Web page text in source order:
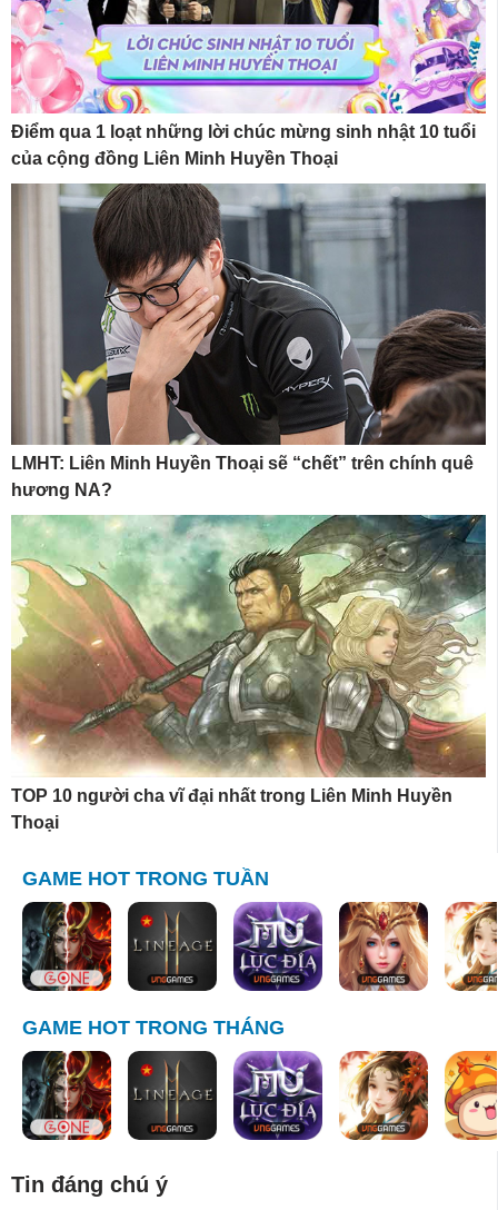
Điểm qua 1 loạt những lời chúc mừng sinh nhật 10 tuổi
của cộng đồng Liên Minh Huyền Thoại
LMHT: Liên Minh Huyền Thoại sẽ “chết” trên chính quê
hương NA?
TOP 10 người cha vĩ đại nhất trong Liên Minh Huyền
Thoại
GAME HOT TRONG TUẦN
GAME HOT TRONG THÁNG
Tin đáng chú ý